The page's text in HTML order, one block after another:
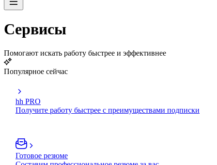
Сервисы
Помогают искать работу быстрее и эффективнее
Популярное сейчас
hh PRO
Получите работу быстрее с преимуществами подписки
Готовое резюме